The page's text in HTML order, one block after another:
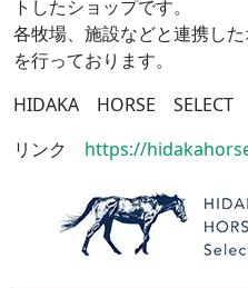
トしたショップです。
各牧場、施設などと連携し
を行っております。
HIDAKA HORSE SELECT
リンク https://